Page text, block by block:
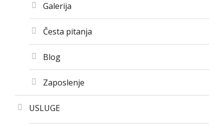
Galerija
Česta pitanja
Blog
Zaposlenje
USLUGE